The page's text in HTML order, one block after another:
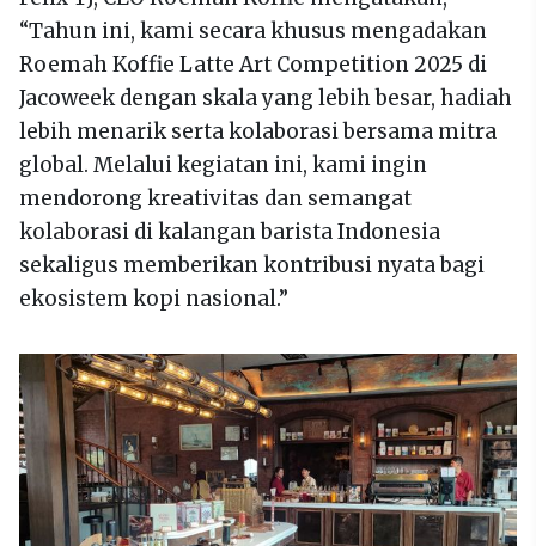
“Tahun ini, kami secara khusus mengadakan
Roemah Koffie Latte Art Competition 2025 di
Jacoweek dengan skala yang lebih besar, hadiah
lebih menarik serta kolaborasi bersama mitra
global. Melalui kegiatan ini, kami ingin
mendorong kreativitas dan semangat
kolaborasi di kalangan barista Indonesia
sekaligus memberikan kontribusi nyata bagi
ekosistem kopi nasional.”